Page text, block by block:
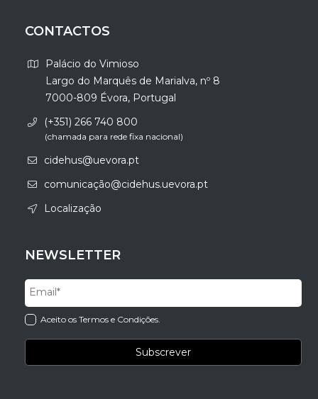
CONTACTOS
Palácio do Vimioso
Largo do Marquês de Marialva, nº 8
7000-809 Évora, Portugal
(+351) 266 740 800
(chamada para rede fixa nacional)
cidehus@uevora.pt
comunicação@cidehus.uevora.pt
Localização
NEWSLETTER
Aceito os Termos e Condições.